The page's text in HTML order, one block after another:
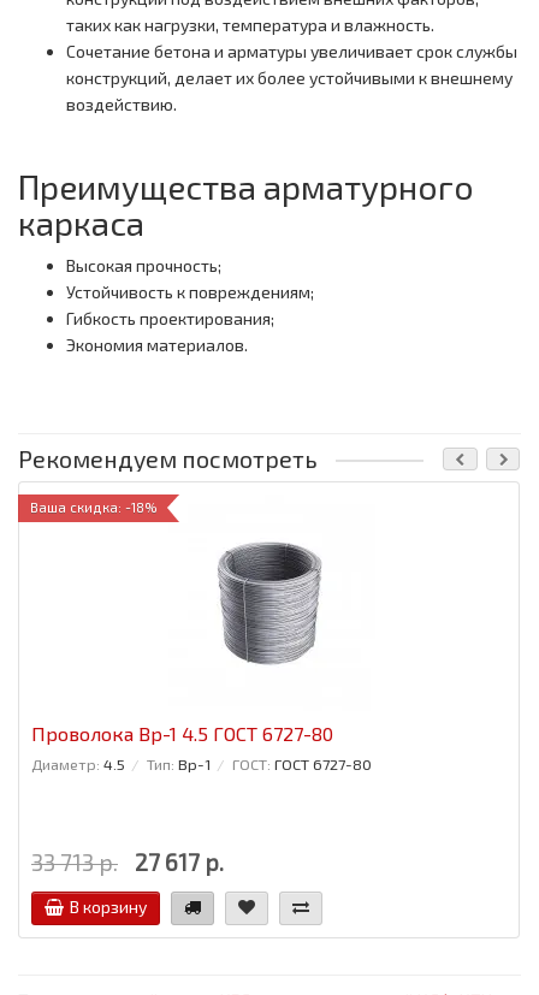
таких как нагрузки, температура и влажность.
Сочетание бетона и арматуры увеличивает срок службы
конструкций, делает их более устойчивыми к внешнему
воздействию.
Преимущества арматурного
каркаса
Высокая прочность;
Устойчивость к повреждениям;
Гибкость проектирования;
Экономия материалов.
Рекомендуем посмотреть
Ваша скидка: -18%
Проволока Вр-1 4.5 ГОСТ 6727-80
Диаметр: 4.5 Тип: Вр-1 ГОСТ: ГОСТ 6727-80
33 713 р. 27 617 р.
В корзину